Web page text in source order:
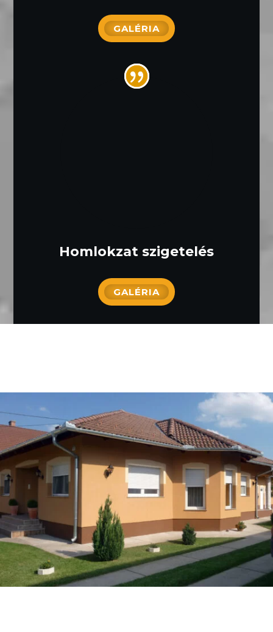
GALÉRIA
Homlokzat szigetelés
GALÉRIA